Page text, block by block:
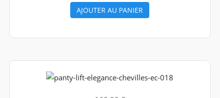
AJOUTER AU PANIER